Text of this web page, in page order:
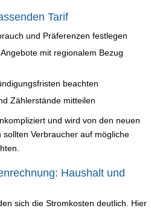
Tarif
und Präferenzen festlegen
mit regionalem Bezug
beachten
Zählerstände mitteilen
und wird von den neuen
Verbraucher auf mögliche
Haushalt und
sich die Stromkosten deutlich. Hier